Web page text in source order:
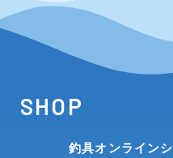
SHOP
釣具オンライン